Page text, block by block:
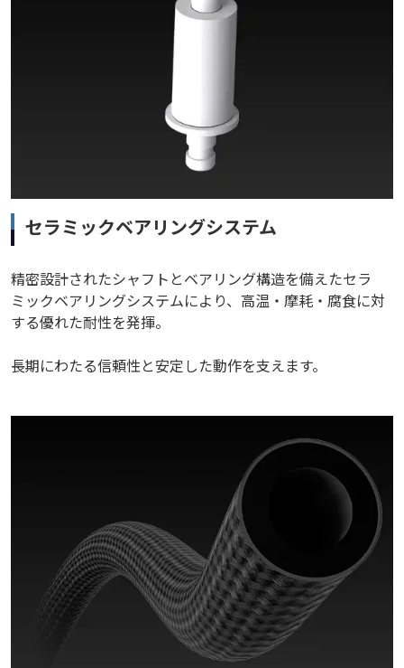
セラミックベアリングシステム
精密設計されたシャフトとベアリング構造を備えたセラ
ミックベアリングシステムにより、高温・摩耗・腐食に対
する優れた耐性を発揮。
長期にわたる信頼性と安定した動作を支えます。